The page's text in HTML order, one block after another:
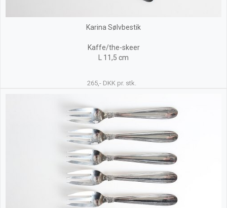
Karina Sølvbestik
Kaffe/the-skeer
L 11,5 cm
265,- DKK pr. stk.